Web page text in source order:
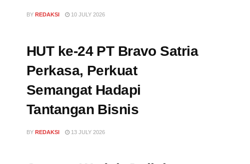
BY REDAKSI 10 JULY 2026
HUT ke-24 PT Bravo Satria
Perkasa, Perkuat
Semangat Hadapi
Tantangan Bisnis
BY REDAKSI 13 JULY 2026